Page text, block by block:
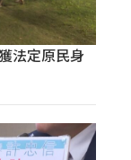
法定原民身